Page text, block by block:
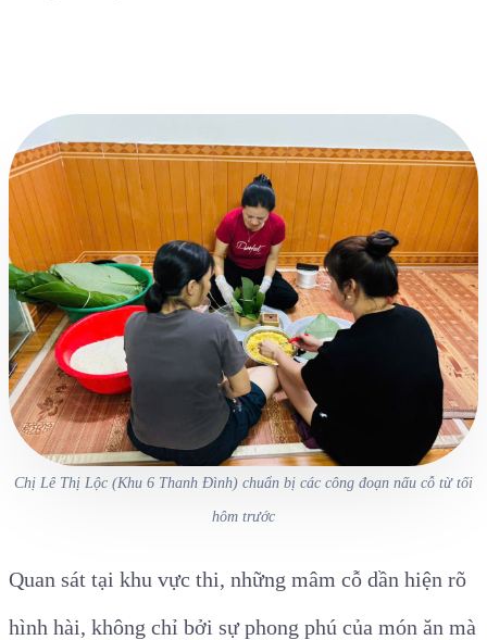
Chị Lê Thị Lộc (Khu 6 Thanh Đình) chuẩn bị các công đoạn nấu cỗ từ tối
hôm trước
Quan sát tại khu vực thi, những mâm cỗ dần hiện rõ
hình hài, không chỉ bởi sự phong phú của món ăn mà